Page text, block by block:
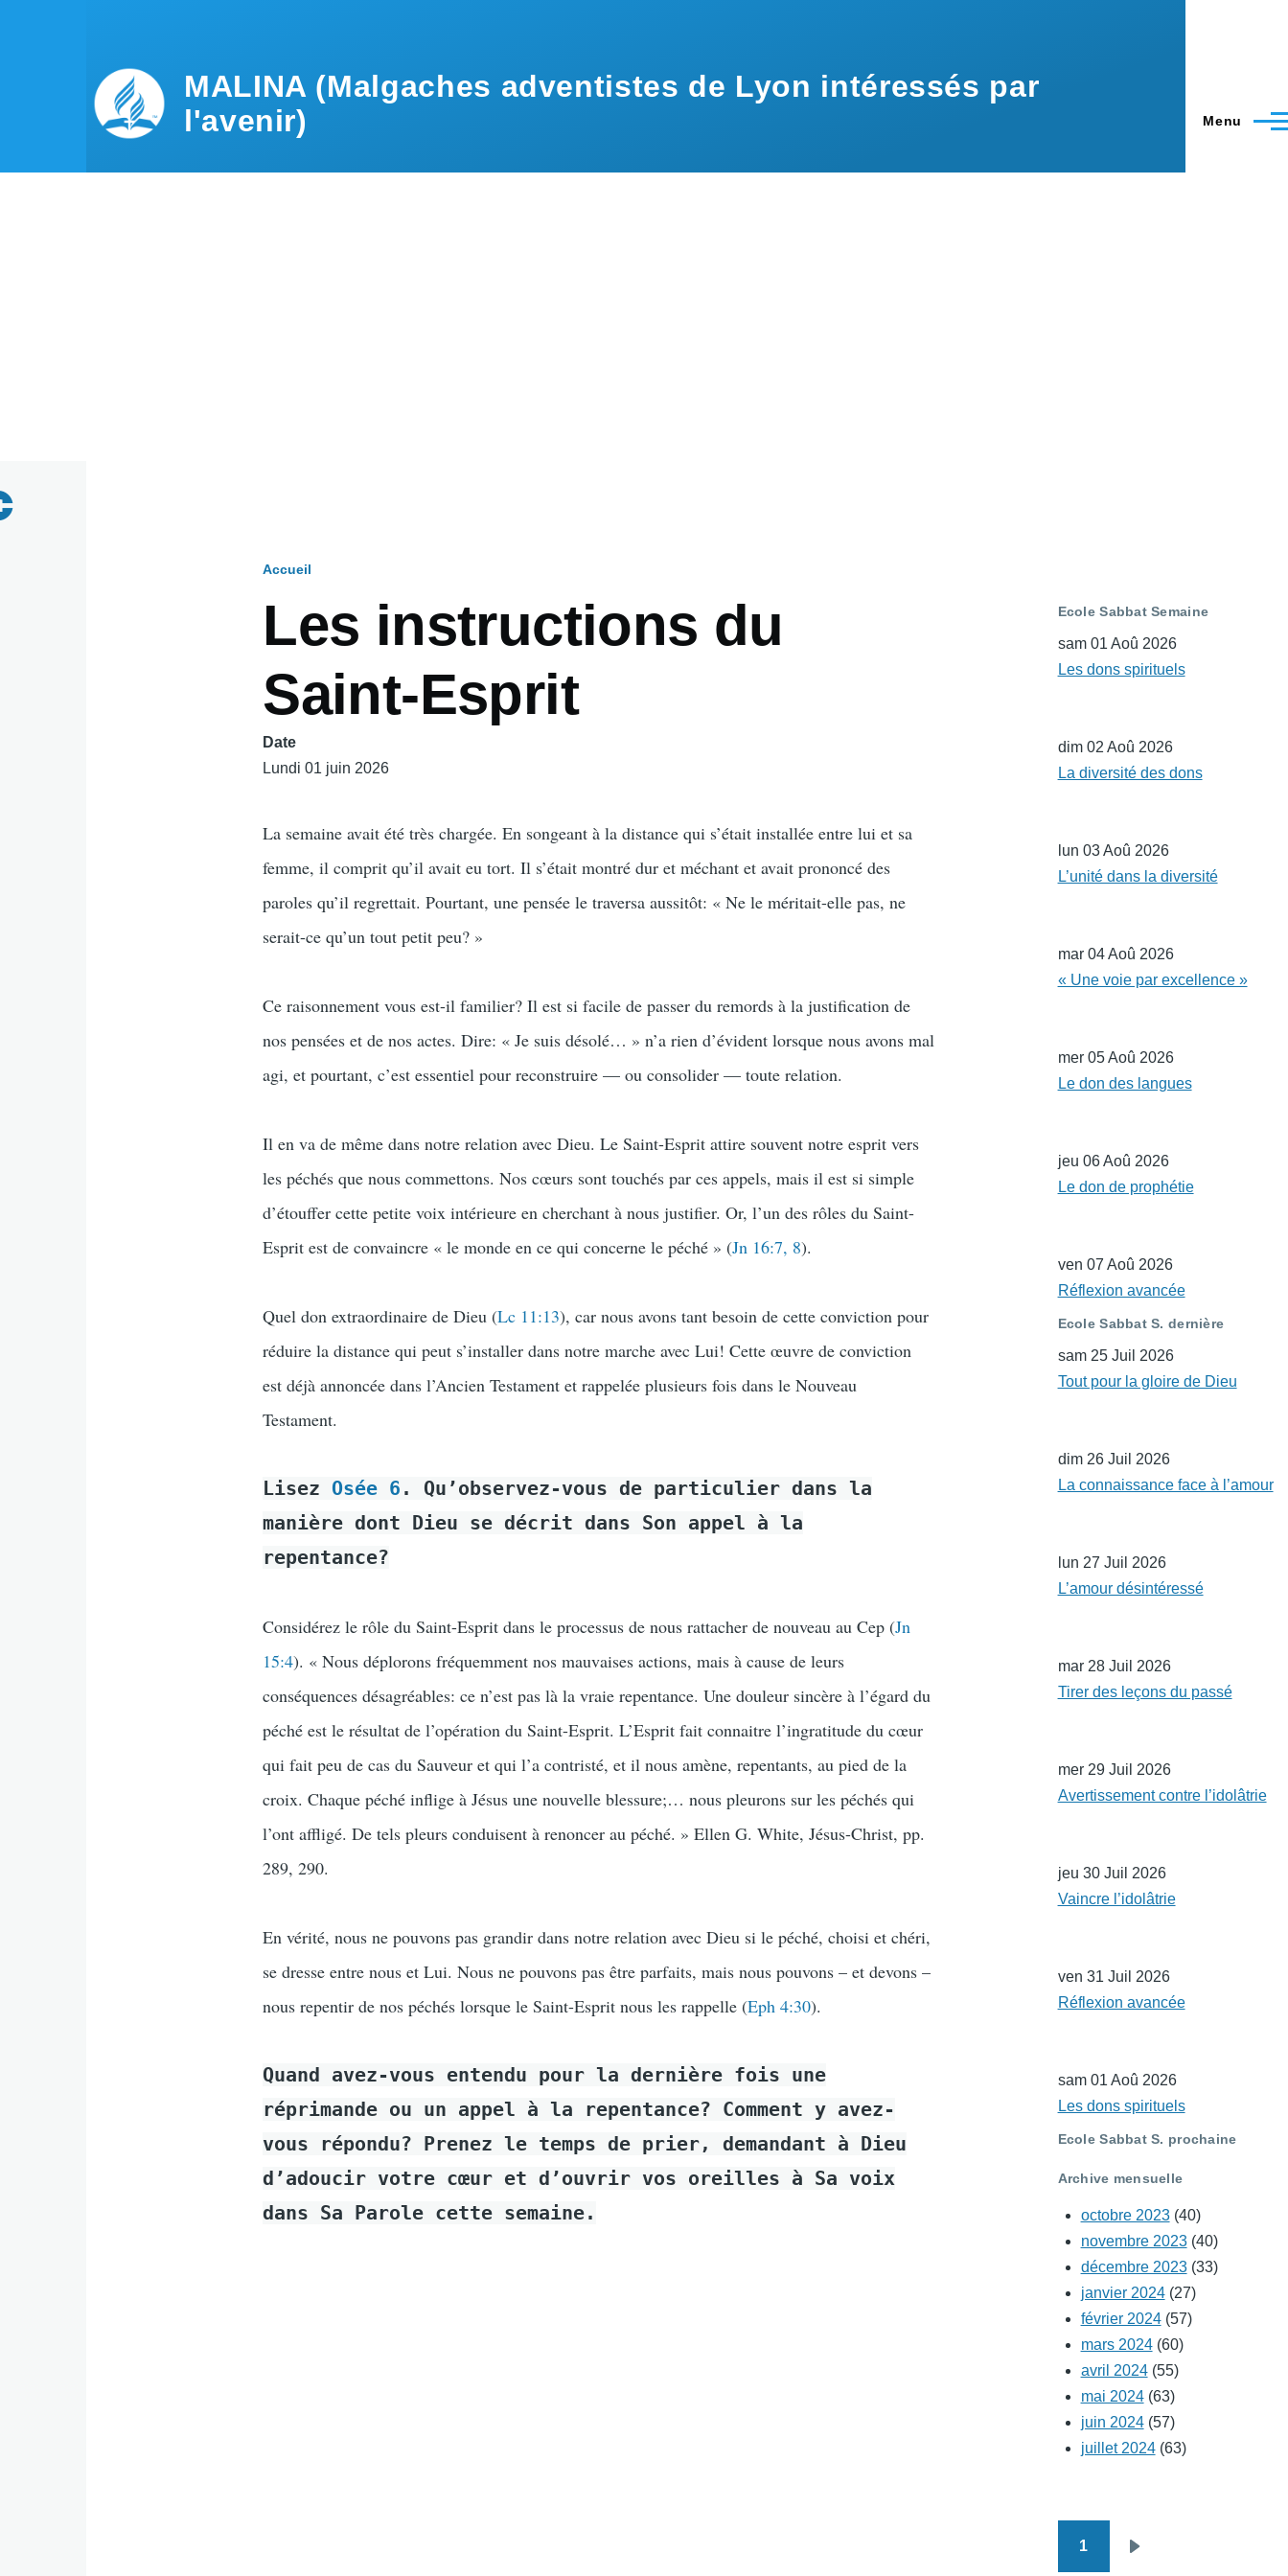
MALINA (Malgaches adventistes de Lyon intéressés par
l'avenir)
Menu
d'Ariane
Accueil
Les instructions du
Saint-Esprit
Date
Lundi 01 juin 2026
La semaine avait été très chargée. En songeant à la distance qui s’était installée entre lui et sa
femme, il comprit qu’il avait eu tort. Il s’était montré dur et méchant et avait prononcé des
paroles qu’il regrettait. Pourtant, une pensée le traversa aussitôt: « Ne le méritait-elle pas, ne
serait-ce qu’un tout petit peu? »
Ce raisonnement vous est-il familier? Il est si facile de passer du remords à la justification de
nos pensées et de nos actes. Dire: « Je suis désolé… » n’a rien d’évident lorsque nous avons mal
agi, et pourtant, c’est essentiel pour reconstruire — ou consolider — toute relation.
Il en va de même dans notre relation avec Dieu. Le Saint-Esprit attire souvent notre esprit vers
les péchés que nous commettons. Nos cœurs sont touchés par ces appels, mais il est si simple
d’étouffer cette petite voix intérieure en cherchant à nous justifier. Or, l’un des rôles du Saint-
Esprit est de convaincre « le monde en ce qui concerne le péché » (Jn 16:7, 8).
Quel don extraordinaire de Dieu (Lc 11:13), car nous avons tant besoin de cette conviction pour
réduire la distance qui peut s’installer dans notre marche avec Lui! Cette œuvre de conviction
est déjà annoncée dans l’Ancien Testament et rappelée plusieurs fois dans le Nouveau
Testament.
Lisez Osée 6 . Qu’observez-vous de particulier dans la
manière dont Dieu se décrit dans Son appel à la
repentance?
Considérez le rôle du Saint-Esprit dans le processus de nous rattacher de nouveau au Cep (Jn
15:4). « Nous déplorons fréquemment nos mauvaises actions, mais à cause de leurs
conséquences désagréables: ce n’est pas là la vraie repentance. Une douleur sincère à l’égard du
péché est le résultat de l’opération du Saint-Esprit. L’Esprit fait connaitre l’ingratitude du cœur
qui fait peu de cas du Sauveur et qui l’a contristé, et il nous amène, repentants, au pied de la
croix. Chaque péché inflige à Jésus une nouvelle blessure;… nous pleurons sur les péchés qui
l’ont affligé. De tels pleurs conduisent à renoncer au péché. » Ellen G. White, Jésus-Christ, pp.
289, 290.
En vérité, nous ne pouvons pas grandir dans notre relation avec Dieu si le péché, choisi et chéri,
se dresse entre nous et Lui. Nous ne pouvons pas être parfaits, mais nous pouvons – et devons –
nous repentir de nos péchés lorsque le Saint-Esprit nous les rappelle (Eph 4:30).
Quand avez-vous entendu pour la dernière fois une
réprimande ou un appel à la repentance? Comment y avez-
vous répondu? Prenez le temps de prier, demandant à Dieu
d’adoucir votre cœur et d’ouvrir vos oreilles à Sa voix
dans Sa Parole cette semaine.
Ecole Sabbat Semaine
sam 01 Aoû 2026
Les dons spirituels
dim 02 Aoû 2026
La diversité des dons
lun 03 Aoû 2026
L’unité dans la diversité
mar 04 Aoû 2026
« Une voie par excellence »
mer 05 Aoû 2026
Le don des langues
jeu 06 Aoû 2026
Le don de prophétie
ven 07 Aoû 2026
Réflexion avancée
Ecole Sabbat S. dernière
sam 25 Juil 2026
Tout pour la gloire de Dieu
dim 26 Juil 2026
La connaissance face à l’amour
lun 27 Juil 2026
L’amour désintéressé
mar 28 Juil 2026
Tirer des leçons du passé
mer 29 Juil 2026
Avertissement contre l’idolâtrie
jeu 30 Juil 2026
Vaincre l’idolâtrie
ven 31 Juil 2026
Réflexion avancée
sam 01 Aoû 2026
Les dons spirituels
Ecole Sabbat S. prochaine
Archive mensuelle
octobre 2023(40)
novembre 2023(40)
décembre 2023(33)
janvier 2024(27)
février 2024(57)
mars 2024(60)
avril 2024(55)
mai 2024(63)
juin 2024(57)
juillet 2024(63)
Pagination
1